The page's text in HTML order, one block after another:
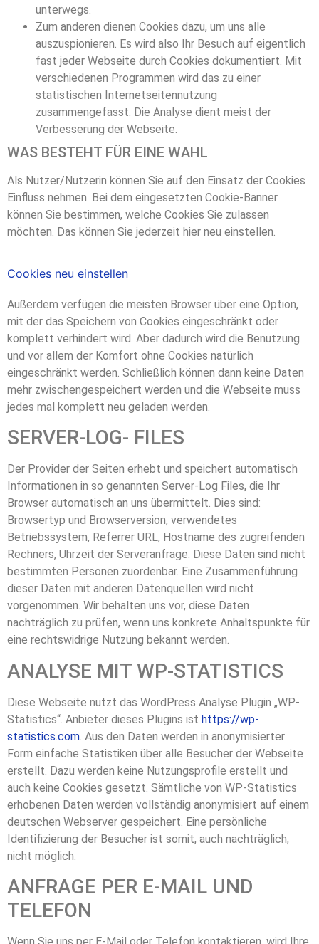
unterwegs.
Zum anderen dienen Cookies dazu, um uns alle
auszuspionieren. Es wird also Ihr Besuch auf eigentlich
fast jeder Webseite durch Cookies dokumentiert. Mit
verschiedenen Programmen wird das zu einer
statistischen Internetseitennutzung
zusammengefasst. Die Analyse dient meist der
Verbesserung der Webseite.
WAS BESTEHT FÜR EINE WAHL
Als Nutzer/Nutzerin können Sie auf den Einsatz der Cookies
Einfluss nehmen. Bei dem eingesetzten Cookie-Banner
können Sie bestimmen, welche Cookies Sie zulassen
möchten. Das können Sie jederzeit hier neu einstellen.
Cookies neu einstellen
Außerdem verfügen die meisten Browser über eine Option,
mit der das Speichern von Cookies eingeschränkt oder
komplett verhindert wird. Aber dadurch wird die Benutzung
und vor allem der Komfort ohne Cookies natürlich
eingeschränkt werden. Schließlich können dann keine Daten
mehr zwischengespeichert werden und die Webseite muss
jedes mal komplett neu geladen werden.
SERVER-LOG- FILES
Der Provider der Seiten erhebt und speichert automatisch
Informationen in so genannten Server-Log Files, die Ihr
Browser automatisch an uns übermittelt. Dies sind:
Browsertyp und Browserversion, verwendetes
Betriebssystem, Referrer URL, Hostname des zugreifenden
Rechners, Uhrzeit der Serveranfrage. Diese Daten sind nicht
bestimmten Personen zuordenbar. Eine Zusammenführung
dieser Daten mit anderen Datenquellen wird nicht
vorgenommen. Wir behalten uns vor, diese Daten
nachträglich zu prüfen, wenn uns konkrete Anhaltspunkte für
eine rechtswidrige Nutzung bekannt werden.
ANALYSE MIT WP-STATISTICS
Diese Webseite nutzt das WordPress Analyse Plugin „WP-
Statistics“. Anbieter dieses Plugins ist https://wp-
statistics.com. Aus den Daten werden in anonymisierter
Form einfache Statistiken über alle Besucher der Webseite
erstellt. Dazu werden keine Nutzungsprofile erstellt und
auch keine Cookies gesetzt. Sämtliche von WP-Statistics
erhobenen Daten werden vollständig anonymisiert auf einem
deutschen Webserver gespeichert. Eine persönliche
Identifizierung der Besucher ist somit, auch nachträglich,
nicht möglich.
ANFRAGE PER E-MAIL UND
TELEFON